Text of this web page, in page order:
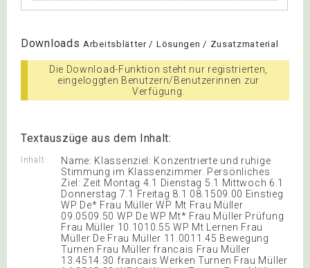
Downloads Arbeitsblätter / Lösungen / Zusatzmaterial
Die Download-Funktion steht nur registrierten,
eingeloggten Benutzern/Benutzerinnen zur
Verfügung.
Textauszüge aus dem Inhalt:
Inhalt
Name: Klassenziel: Konzentrierte und ruhige
Stimmung im Klassenzimmer. Persönliches
Ziel: Zeit Montag 4.1 Dienstag 5.1 Mittwoch 6.1
Donnerstag 7.1 Freitag 8.1 08.1509.00 Einstieg
WP De* Frau Müller WP Mt Frau Müller
09.0509.50 WP De WP Mt* Frau Müller Prüfung
Frau Müller 10.1010.55 WP Mt Lernen Frau
Müller De Frau Müller 11.0011.45 Bewegung
Turnen Frau Müller francais Frau Müller
13.4514.30 francais Werken Turnen Frau Müller